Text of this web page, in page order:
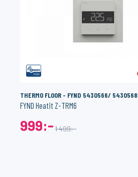
THERMO FLOOR - FYND 5430566/ 5430568
FYND Heatit Z-TRM6
999:-1 499:-